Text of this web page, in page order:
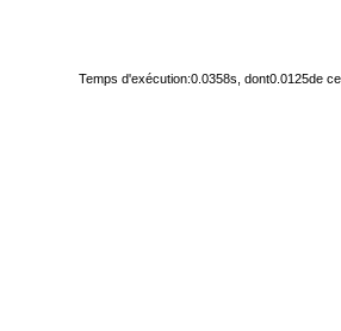
Temps d'exécution:0.0358s, dont0.0125de